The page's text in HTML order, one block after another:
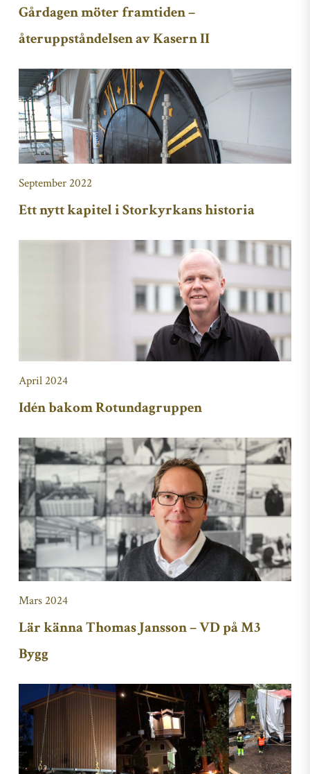
Gårdagen möter framtiden –
återuppståndelsen av Kasern II
September 2022
Ett nytt kapitel i Storkyrkans historia
April 2024
Idén bakom Rotundagruppen
Mars 2024
Lär känna Thomas Jansson – VD på M3
Bygg